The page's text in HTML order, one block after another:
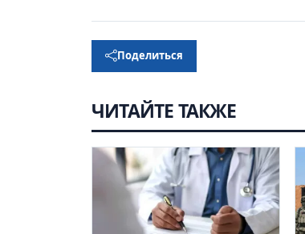
Поделиться
ЧИТАЙТЕ ТАКЖЕ